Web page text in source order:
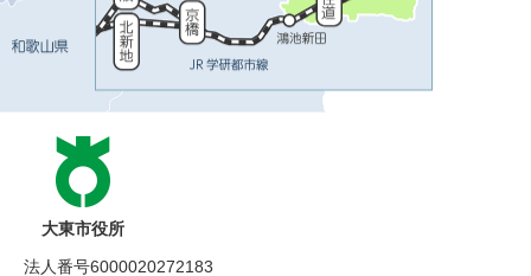
大東市役所
法人番号6000020272183